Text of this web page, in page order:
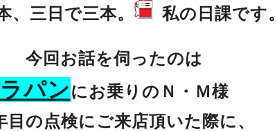
、三日で三本。
私の日課です。
今回お話を伺ったのは
ラパンにお乗りのＮ・Ｍ様
目の点検にご来店頂いた際に、